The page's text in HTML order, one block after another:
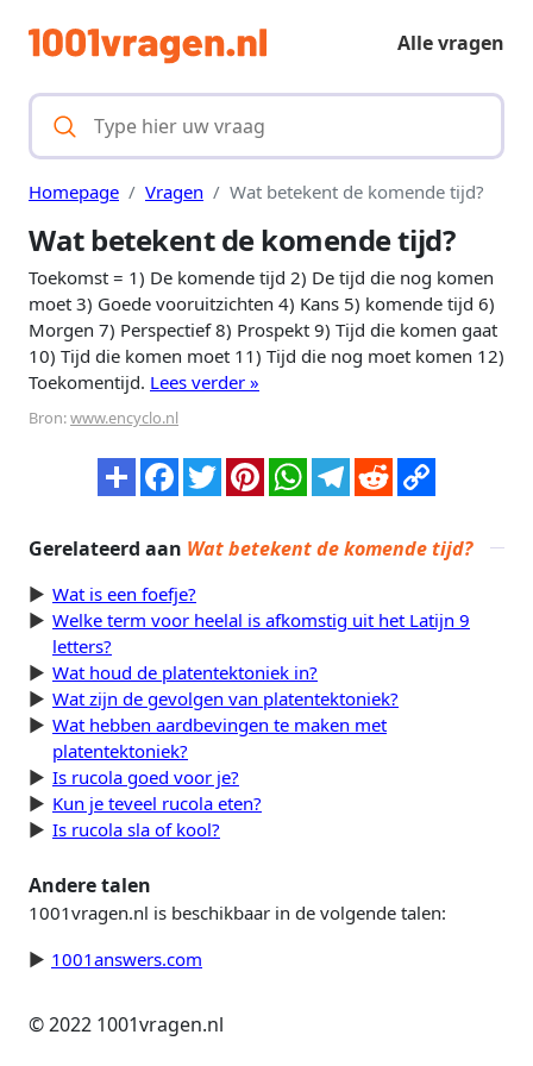
Alle vragen
Homepage Vragen Wat betekent de komende tijd?
Wat betekent de komende tijd?
Toekomst = 1) De komende tijd 2) De tijd die nog komen
moet 3) Goede vooruitzichten 4) Kans 5) komende tijd 6)
Morgen 7) Perspectief 8) Prospekt 9) Tijd die komen gaat
10) Tijd die komen moet 11) Tijd die nog moet komen 12)
Toekomentijd. Lees verder »
Bron:www.encyclo.nl
Gerelateerd aan Wat betekent de komende tijd?
Wat is een foefje?
Welke term voor heelal is afkomstig uit het Latijn 9
letters?
Wat houd de platentektoniek in?
Wat zijn de gevolgen van platentektoniek?
Wat hebben aardbevingen te maken met
platentektoniek?
Is rucola goed voor je?
Kun je teveel rucola eten?
Is rucola sla of kool?
Andere talen
1001vragen.nl is beschikbaar in de volgende talen:
1001answers.com
© 2022 1001vragen.nl